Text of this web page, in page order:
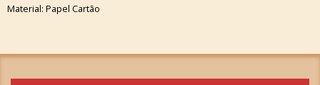
Material: Papel Cartão